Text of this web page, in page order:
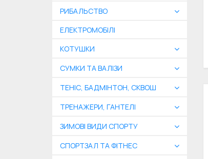
РИБАЛЬСТВО
ЕЛЕКТРОМОБІЛІ
КОТУШКИ
СУМКИ ТА ВАЛІЗИ
ТЕНІС, БАДМІНТОН, СКВОШ
ТРЕНАЖЕРИ, ГАНТЕЛІ
ЗИМОВІ ВИДИ СПОРТУ
СПОРТЗАЛ ТА ФІТНЕС